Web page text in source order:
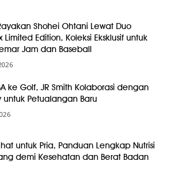
Shohei Ohtani Lewat Duo
Limited Edition, Koleksi Eksklusif untuk
Jam dan Baseball
ke Golf, JR Smith Kolaborasi dengan
untuk Petualangan Baru
untuk Pria, Panduan Lengkap Nutrisi
demi Kesehatan dan Berat Badan